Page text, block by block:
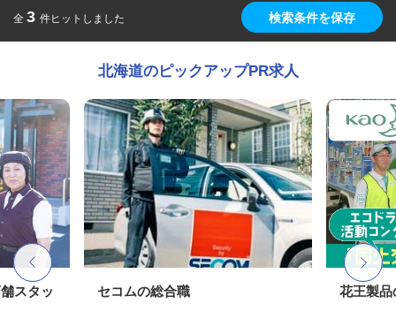
全 3 件ヒットしました 検索条件を保存
北海道のピックアップPR求人
スタッ セコムの総合職 花王製品